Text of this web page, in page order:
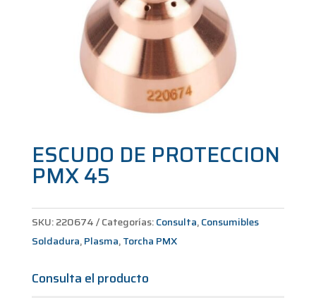
ESCUDO DE PROTECCION
PMX 45
SKU:220674 Categorías:Consulta,Consumibles
Soldadura,Plasma,Torcha PMX
Consulta el producto